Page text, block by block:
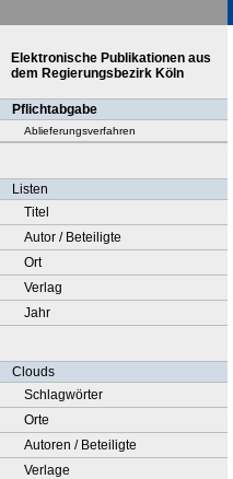
Elektronische Publikationen aus
dem Regierungsbezirk Köln
Pflichtabgabe
Ablieferungsverfahren
Listen
Titel
Autor / Beteiligte
Ort
Verlag
Jahr
Clouds
Schlagwörter
Orte
Autoren / Beteiligte
Verlage